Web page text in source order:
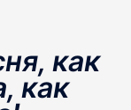
как
как